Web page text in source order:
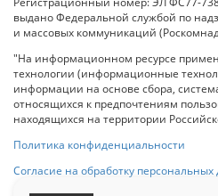
выдано Федеральной службой по
и массовых коммуникаций
"На информационном ресурсе
технологии (информационные
информации на основе сбора,
относящихся к предпочтениям
находящихся на территории
Политика конфиденциальности
Согласие на обработку